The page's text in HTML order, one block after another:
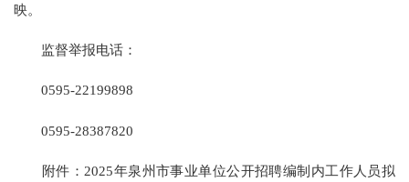
映。
监督举报电话：
0595-22199898
0595-28387820
附件： 2025年泉州市事业单位公开招聘编制内工作人员拟